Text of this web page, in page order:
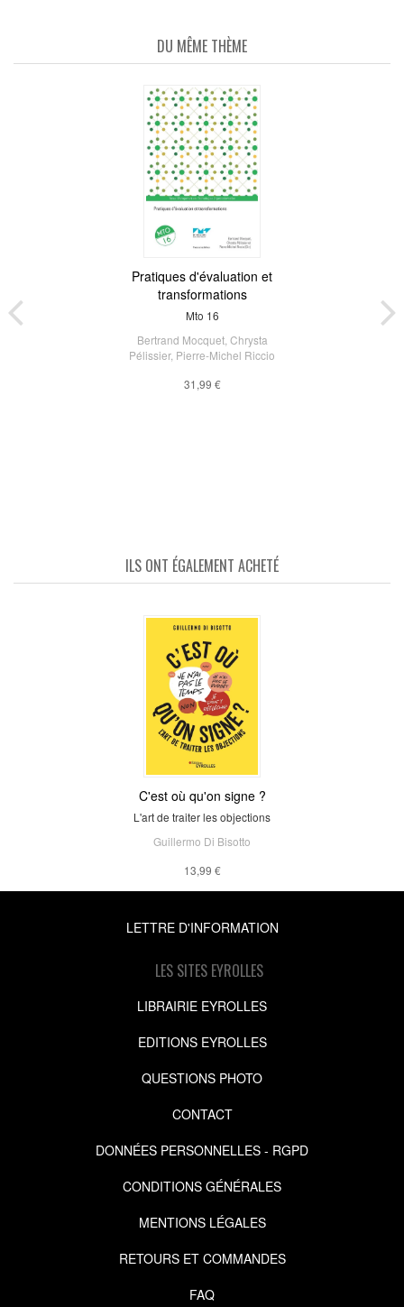
DU MÊME THÈME
Pratiques d'évaluation et
transformations
Mto 16
Bertrand Mocquet, Chrysta
Pélissier, Pierre-Michel Riccio
31,99 €
ILS ONT ÉGALEMENT ACHETÉ
C'est où qu'on signe ?
L'art de traiter les objections
Guillermo Di Bisotto
13,99 €
LETTRE D'INFORMATION
LES SITES EYROLLES
LIBRAIRIE EYROLLES
EDITIONS EYROLLES
QUESTIONS PHOTO
CONTACT
DONNÉES PERSONNELLES - RGPD
CONDITIONS GÉNÉRALES
MENTIONS LÉGALES
RETOURS ET COMMANDES
FAQ